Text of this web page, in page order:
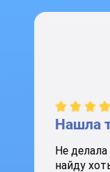
Нашла
Не
найду